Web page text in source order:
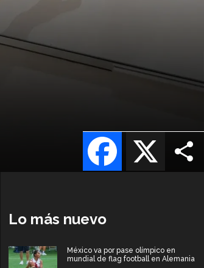
X
Facebook
Lo más nuevo
México va por pase olímpico en
mundial de flag football en Alemania